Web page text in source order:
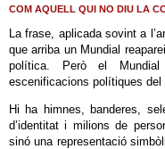
COM AQUELL QUI NO DIU LA
La frase, aplicada sovint a
que arriba un Mundial
política. Però el
escenificacions polítiques del
Hi ha himnes, banderes,
d’identitat i milions de
sinó una representació